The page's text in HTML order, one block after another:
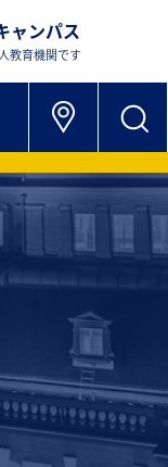
ャンパス
教育機関です